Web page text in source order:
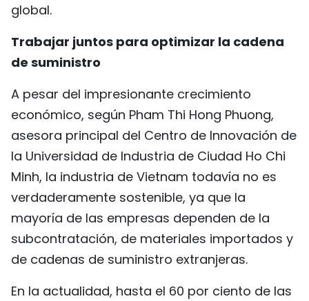
global.
Trabajar juntos para optimizar la cadena
de suministro
A pesar del impresionante crecimiento
económico, según Pham Thi Hong Phuong,
asesora principal del Centro de Innovación de
la Universidad de Industria de Ciudad Ho Chi
Minh, la industria de Vietnam todavía no es
verdaderamente sostenible, ya que la
mayoría de las empresas dependen de la
subcontratación, de materiales importados y
de cadenas de suministro extranjeras.
En la actualidad, hasta el 60 por ciento de las